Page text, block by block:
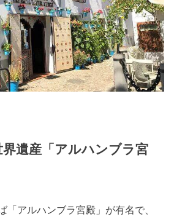
遺産「アルハンブラ宮
「アルハンブラ宮殿」が有名で、